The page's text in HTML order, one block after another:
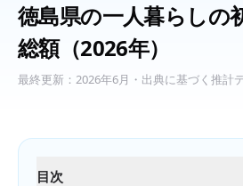
徳島県の一人暮らしの
総額（2026年）
最終更新： 2026年6月 ・出典に基づく推計
目次